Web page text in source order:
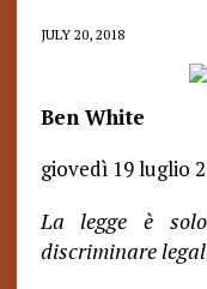
JULY 20, 2018
Ben White
giovedì 19 luglio
La legge è
discriminare